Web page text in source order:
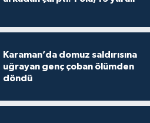
Karaman’da domuz saldırısına
uğrayan genç çoban ölümden
döndü